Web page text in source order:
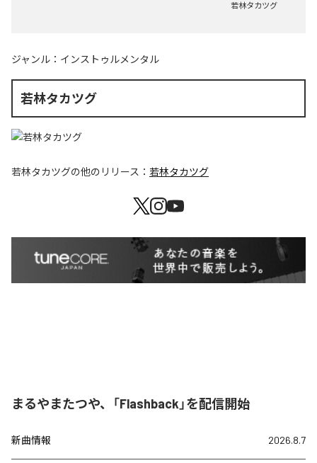
若林タカツグ
ジャンル： インストゥルメンタル
若林タカツグ
若林タカツグの他のリリース： 若林タカツグ
まるやまたつや、「Flashback」を配信開始
新曲情報 2026.8.7